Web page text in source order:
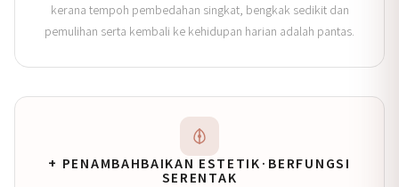
kerana tempoh pembedahan singkat, bengkak sedikit dan
pemulihan serta kembali ke kehidupan harian adalah pantas.
+ PENAMBAHBAIKAN ESTETIK·BERFUNGSI
SERENTAK